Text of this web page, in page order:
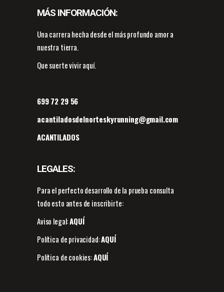
MÁS INFORMACIÓN:
Una carrera hecha desde el más profundo amor a
nuestra tierra.
Que suerte vivir aquí.
699 72 29 56
acantiladosdelnorteskyrunning@gmail.com
ACANTILADOS
LEGALES:
Para el perfecto desarrollo de la prueba consulta
todo esto antes de inscribirte:
Aviso legal:AQUÍ
Política de privacidad:AQUÍ
Política de cookies:AQUÍ